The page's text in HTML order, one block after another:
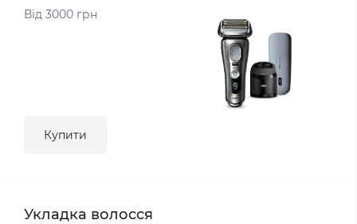
Від 3000 грн
Купити
Укладка волосся